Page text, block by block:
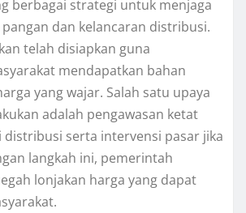
berbagai strategi untuk menjaga
dan kelancaran distribusi.
telah disiapkan guna
mendapatkan bahan
yang wajar. Salah satu upaya
adalah pengawasan ketat
serta intervensi pasar jika
langkah ini, pemerintah
lonjakan harga yang dapat